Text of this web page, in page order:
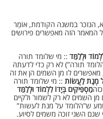
הנזכר במשנה הקודמת, אוֹמֵר
המאמר הזה מאפשרים פירושים
וּלְלַמֵּד :: מי שלומד תורה
תורה") לא רק כדי לדעתהּ
מאפשרים לו מן השמים הן את זה
מְנָת לַעֲשׂוֹת :: מי שלומד תורה
מַסְפִּיקִים בְּיָדוֹ לִלְמוֹד וּלְלַמֵּד
השמים לא רק לשמור ולקיים
ש"הלומד על מנת לעשות"
השני זוכה משמים לסיוע.